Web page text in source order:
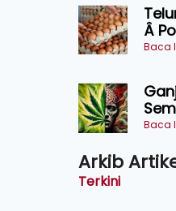
Â
Baca
Baca
Arkib
Terkini